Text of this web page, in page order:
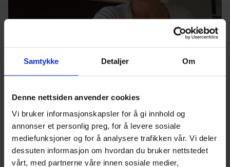
Samtykke Detaljer Om
Denne nettsiden anvender cookies
Vi bruker informasjonskapsler for å gi innhold og
annonser et personlig preg, for å levere sosiale
mediefunksjoner og for å analysere trafikken vår. Vi deler
dessuten informasjon om hvordan du bruker nettstedet
vårt, med partnerne våre innen sosiale medier,
Smarte løsninger for din walk-in
Interiørarkitekten gir deg noen gode tips på veien
når du skal planlegge ditt personlige
garderoberom.
Les mer her